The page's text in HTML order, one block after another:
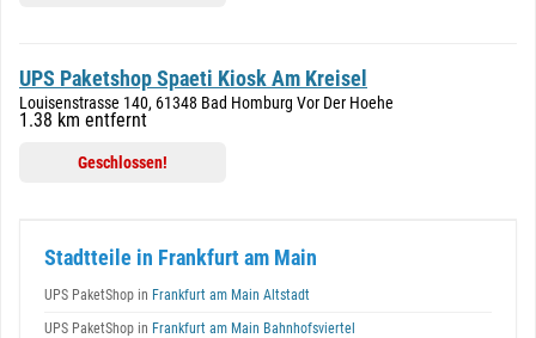
UPS Paketshop Spaeti Kiosk Am Kreisel
Louisenstrasse 140, 61348 Bad Homburg Vor Der Hoehe
1.38 km entfernt
Geschlossen!
Stadtteile in Frankfurt am Main
UPS PaketShop in Frankfurt am Main Altstadt
UPS PaketShop in Frankfurt am Main Bahnhofsviertel